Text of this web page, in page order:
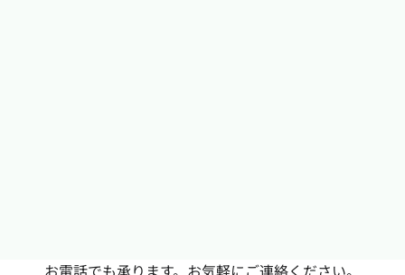
お電話でも承ります。お気軽にご連絡ください。